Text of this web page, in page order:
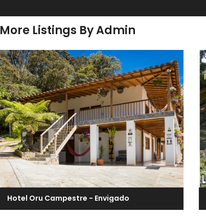
More Listings By Admin
Hotel Oru Campestre - Envigado